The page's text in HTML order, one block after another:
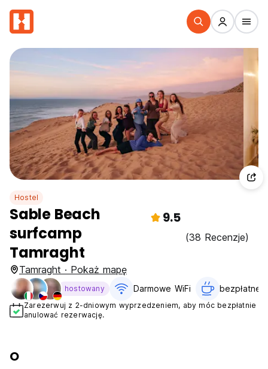
Hostel
Sable Beach
surfcamp
Tamraght
9.5
(38 Recenzje)
Tamraght · Pokaż mapę
hostowany Darmowe WiFi bezpłatne
Zarezerwuj z 2-dniowym wyprzedzeniem, aby móc bezpłatnie
anulować rezerwację.
O